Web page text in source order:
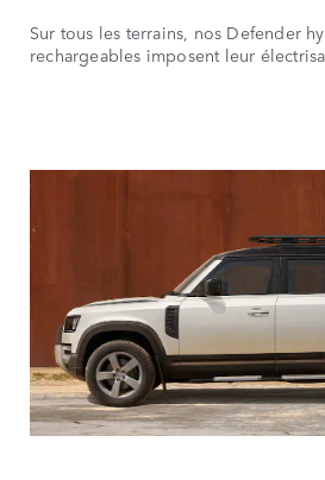
Sur tous les terrains, nos Defender
rechargeables imposent leur